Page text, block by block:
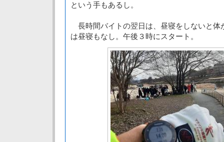
という手もあるし。
長時間バイトの翌日は、昼寝をしないと体
は昼寝もなし。午後３時にスタート。